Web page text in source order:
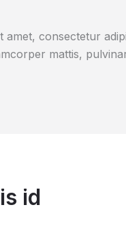
amet, consectetur
mattis,
id